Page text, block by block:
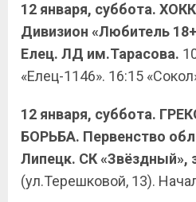
12 января, суббота.
Дивизион «Любитель
Елец. ЛД им.Тарасова.
«Елец-1146». 16:15
12 января, суббота.
БОРЬБА. Первенство
Липецк. СК «Звёздный»,
(ул.Терешковой, 13).